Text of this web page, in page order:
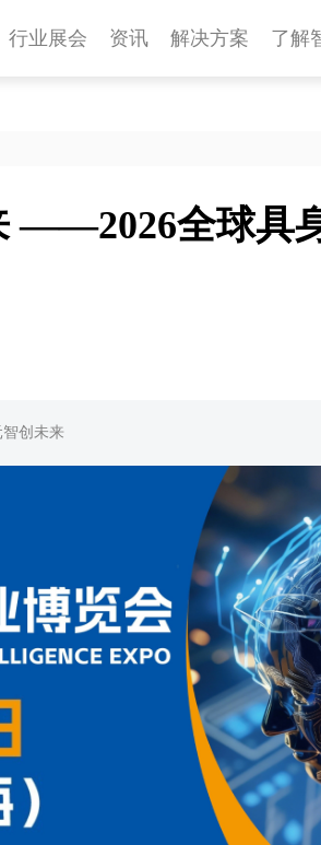
行业展会 资讯 解决方案 了解
——2026全球具
创未来